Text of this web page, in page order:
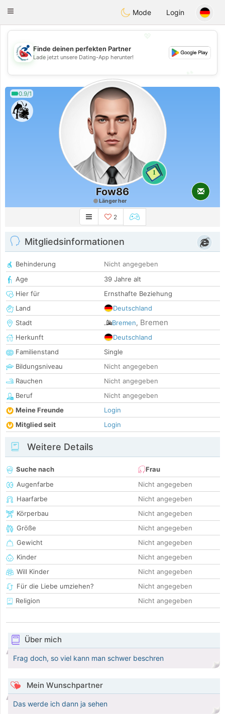
Handi Space
Toggle
Mode Login
💖
💕
Finde deinen perfekten Partner
Lade jetzt unsere Dating-App herunter!
0.9/1
1
Fow86
Länger her
2
Mitgliedsinformationen
Behinderung
Nicht angegeben
Age
39 Jahre alt
Hier für
Ernsthafte Beziehung
Land
Deutschland
Stadt
Bremen, Bremen
Herkunft
Deutschland
Familienstand
Single
Bildungsniveau
Nicht angegeben
Rauchen
Nicht angegeben
Beruf
Nicht angegeben
Meine Freunde
Login
Mitglied seit
Login
Weitere Details
Suche nach
Frau
Augenfarbe
Nicht angegeben
Haarfarbe
Nicht angegeben
Körperbau
Nicht angegeben
Größe
Nicht angegeben
Gewicht
Nicht angegeben
Kinder
Nicht angegeben
Will Kinder
Nicht angegeben
Für die Liebe umziehen?
Nicht angegeben
Religion
Nicht angegeben
Über mich
Frag doch, so viel kann man schwer beschren
Mein Wunschpartner
Das werde ich dann ja sehen